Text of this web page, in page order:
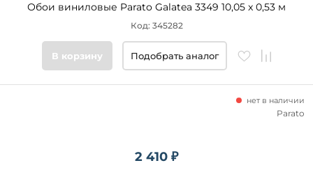
Обои виниловые Parato Galatea 3349 10,05 x 0,53 м
Код: 345282
В корзину Подобрать аналог
2 410 ₽
нет в наличии
Parato